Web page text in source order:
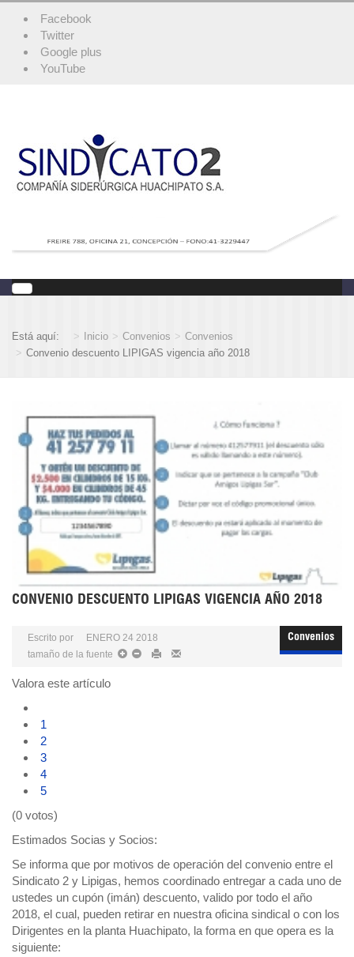
Facebook
Twitter
Google plus
YouTube
Está aquí: Inicio Convenios
Convenios
Convenio descuento LIPIGAS vigencia año 2018
CONVENIO DESCUENTO LIPIGAS VIGENCIA AÑO 2018
Convenios
Escrito por
ENERO 24 2018
tamaño de la fuente
Valora este artículo
1
2
3
4
5
(0 votos)
Estimados Socias y Socios:
Se informa que por motivos de operación del convenio entre el
Sindicato 2 y Lipigas, hemos coordinado entregar a cada uno de
ustedes un cupón (imán) descuento, valido por todo el año
2018, el cual, pueden retirar en nuestra oficina sindical o con los
Dirigentes en la planta Huachipato, la forma en que opera es la
siguiente: